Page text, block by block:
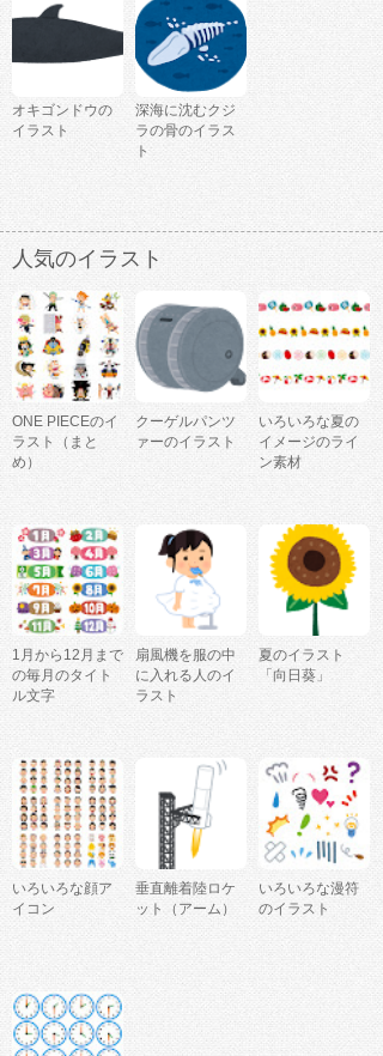
オキゴンドウの
イラスト
深海に沈むクジ
ラの骨のイラス
ト
人気のイラスト
ONE PIECEのイ
ラスト（まと
め）
クーゲルパンツ
ァーのイラスト
いろいろな夏の
イメージのライ
ン素材
1月から12月まで
の毎月のタイト
ル文字
扇風機を服の中
に入れる人のイ
ラスト
夏のイラスト
「向日葵」
いろいろな顔ア
イコン
垂直離着陸ロケ
ット（アーム）
いろいろな漫符
のイラスト